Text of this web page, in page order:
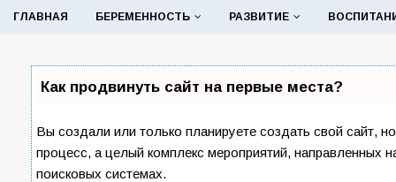
ГЛАВНАЯ БЕРЕМЕННОСТЬ РАЗВИТИЕ
Как продвинуть сайт на первые места?
Вы создали или только планируете создать свой сайт,
процесс, а целый комплекс мероприятий, направленных
поисковых системах.